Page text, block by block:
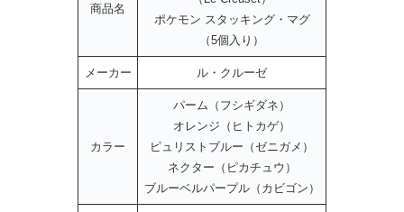
商品名
ポケモン スタッキング・マグ
（5個入り）
メーカー ル・クルーゼ
カラー
パーム（フシギダネ）
オレンジ（ヒトカゲ）
ピュリストブルー（ゼニガメ）
ネクター（ピカチュウ）
ブルーベルパープル（カビゴン）